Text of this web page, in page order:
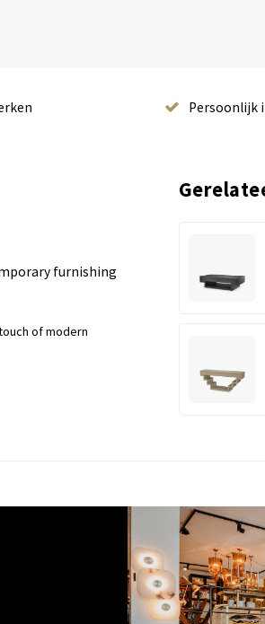
Persoonlijk
furnishing
of modern